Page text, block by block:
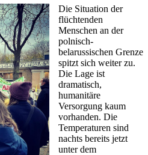
Die Situation der
flüchtenden
Menschen an der
polnisch-
belarussischen Grenze
spitzt sich weiter zu.
Die Lage ist
dramatisch,
humanitäre
Versorgung kaum
vorhanden. Die
Temperaturen sind
nachts bereits jetzt
unter dem